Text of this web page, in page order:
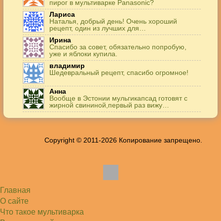
пирог в мультиварке Panasonic?
Лариса
Наталья, добрый день! Очень хороший
рецепт, один из лучших для…
Ирина
Спасибо за совет, обязательно попробую,
уже и яблоки купила.
владимир
Шедевральный рецепт, спасибо огромное!
Анна
Вообще в Эстонии мульгикапсад готовят с
жирной свининой,первый раз вижу…
Игорь
Жанна
и сырую курочку, и…
Света
Copyright © 2011-2026 Копирование запрещено.
Главная
О сайте
Что такое мультиварка